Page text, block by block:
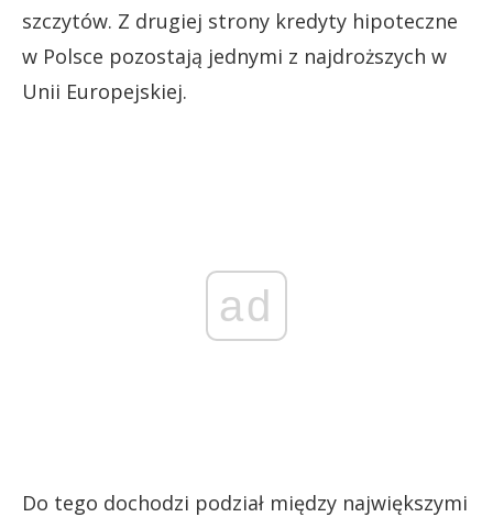
szczytów. Z drugiej strony kredyty hipoteczne
w Polsce pozostają jednymi z najdroższych w
Unii Europejskiej.
ad
Do tego dochodzi podział między największymi